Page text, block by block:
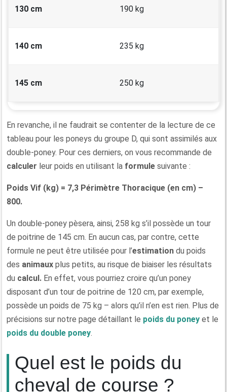
130 cm 190 kg
140 cm 235 kg
145 cm 250 kg
En revanche, il ne faudrait se contenter de la lecture de ce
tableau pour les poneys du groupe D, qui sont assimilés aux
double-poney. Pour ces derniers, on vous recommande de
calculer leur poids en utilisant la formule suivante :
Poids Vif (kg) = 7,3 Périmètre Thoracique (en cm) –
800.
Un double-poney pèsera, ainsi, 258 kg s’il possède un tour
de poitrine de 145 cm. En aucun cas, par contre, cette
formule ne peut être utilisée pour l’estimation du poids
des animaux plus petits, au risque de biaiser les résultats
du calcul. En effet, vous pourriez croire qu’un poney
disposant d’un tour de poitrine de 120 cm, par exemple,
possède un poids de 75 kg – alors qu’il n’en est rien. Plus de
précisions sur notre page détaillant le poids du poney et le
poids du double poney.
Quel est le poids du
cheval de course ?